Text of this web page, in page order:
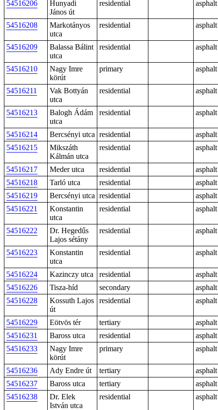
54516206
Hunyadi
János út
residential asphalt
54516208
Markotányos
utca
residential asphalt
54516209
Balassa Bálint
utca
residential asphalt
54516210
Nagy Imre
körút
primary asphalt
54516211
Vak Bottyán
utca
residential asphalt
54516213
Balogh Ádám
utca
residential asphalt
54516214 Bercsényi utca residential
asphalt
54516215
Mikszáth
Kálmán utca
residential asphalt
54516217 Meder utca residential
asphalt
54516218
Tarló utca residential
asphalt
54516219
Bercsényi utca residential
asphalt
54516221
Konstantin
utca
residential asphalt
54516222
Dr. Hegedűs
Lajos sétány
residential asphalt
54516223
Konstantin
utca
residential asphalt
54516224 Kazinczy utca residential
asphalt
54516226
Tisza-híd secondary
asphalt
54516228
Kossuth Lajos
út
residential asphalt
54516229 Eötvös tér tertiary
asphalt
54516231
Baross utca residential
asphalt
54516233
Nagy Imre
körút
primary asphalt
54516236 Ady Endre út tertiary
asphalt
54516237
Baross utca tertiary
asphalt
54516238
Dr. Elek
István utca
residential asphalt